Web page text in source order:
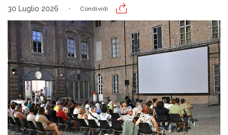
30 Luglio 2026 Condividi